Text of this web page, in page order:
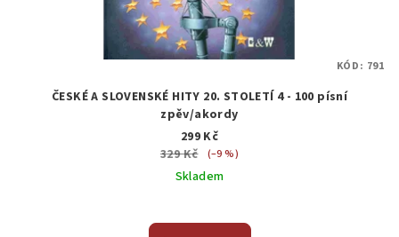
ČESKÉ A SLOVENSKÉ HITY 20. STOLETÍ 4 - 100 písní
zpěv/akordy
299 Kč
329 Kč
(–9 %)
Skladem
KÓD: 791